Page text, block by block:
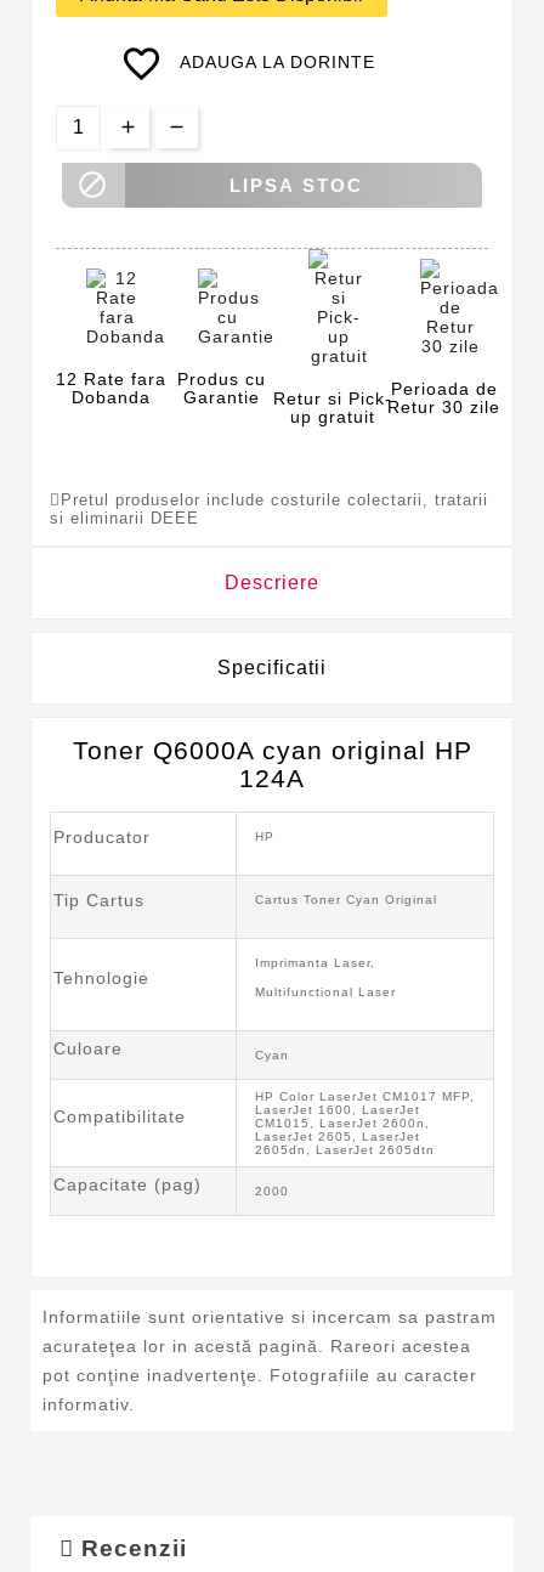
favorite_border ADAUGA LA DORINTE
 LIPSA STOC
12 Rate fara
Dobanda
Produs cu
Garantie
Retur si Pick-
up gratuit
Perioada de
Retur 30 zile
Pretul produselor include costurile colectarii, tratarii
si eliminarii DEEE
Descriere
Specificatii
Toner Q6000A cyan original HP
124A
Producator HP
Tip Cartus Cartus Toner Cyan Original
Tehnologie
Imprimanta Laser,
Multifunctional Laser
Culoare Cyan
Compatibilitate
HP Color LaserJet CM1017 MFP,
LaserJet 1600, LaserJet
CM1015, LaserJet 2600n,
LaserJet 2605, LaserJet
2605dn, LaserJet 2605dtn
Capacitate (pag) 2000
Informatiile sunt orientative si incercam sa pastram
acurateţea lor in acestă pagină. Rareori acestea
pot conţine inadvertenţe. Fotografiile au caracter
informativ.
Recenzii